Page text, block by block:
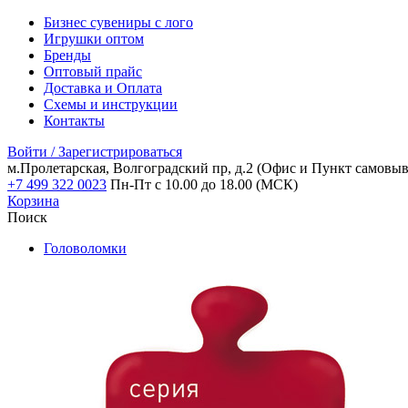
Бизнес сувениры с лого
Игрушки оптом
Бренды
Оптовый прайс
Доставка и Оплата
Схемы и инструкции
Контакты
Войти / Зарегистрироваться
м.Пролетарская, Волгоградский пр, д.2 (Офис и Пункт
+7 499 322 0023 Пн-Пт с 10.00 до 18.00 (МСК)
Корзина
Поиск
Головоломки